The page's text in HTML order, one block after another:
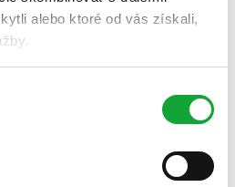
alebo ktoré od vás získali,